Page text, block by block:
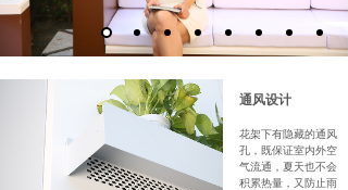
通风设计
花架下有隐藏的通风
孔，既保证室内外空
气流通，夏天也不会
积累热量，又防止雨